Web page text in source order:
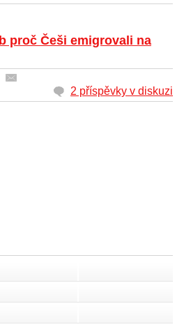
proč Češi emigrovali na
2 příspěvky v diskuzi